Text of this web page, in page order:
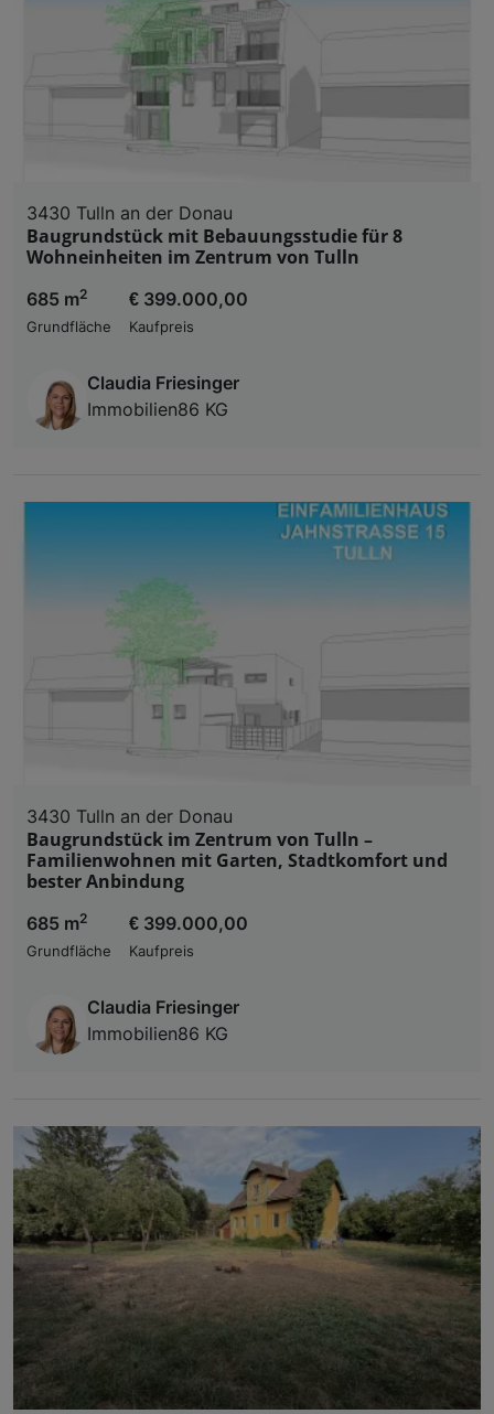
3430 Tulln an der Donau
Baugrundstück mit Bebauungsstudie für 8
Wohneinheiten im Zentrum von Tulln
685 m2
Grundfläche
€ 399.000,00
Kaufpreis
Claudia Friesinger
Immobilien86 KG
3430 Tulln an der Donau
Baugrundstück im Zentrum von Tulln –
Familienwohnen mit Garten, Stadtkomfort und
bester Anbindung
685 m2
Grundfläche
€ 399.000,00
Kaufpreis
Claudia Friesinger
Immobilien86 KG